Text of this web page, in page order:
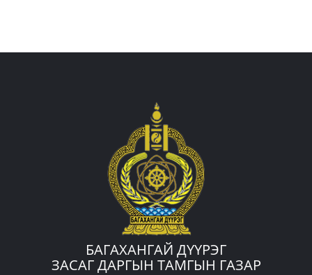
БАГАХАНГАЙ ДҮҮРЭГ
ЗАСАГ ДАРГЫН ТАМГЫН ГАЗАР